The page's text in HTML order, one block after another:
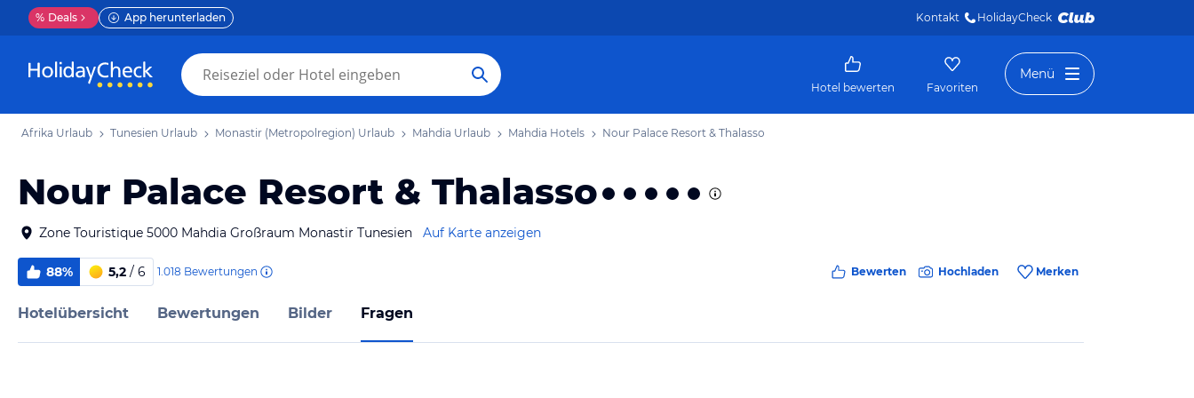
% Deals App herunterladen Kontakt HolidayCheck
Hotel bewerten Favoriten
Menü
Afrika Urlaub Tunesien Urlaub Monastir (Metropolregion) Urlaub Mahdia Urlaub Mahdia Hotels Nour Palace Resort & Thalasso
Nour Palace Resort & Thalasso
Zone Touristique 5000 Mahdia Großraum Monastir Tunesien Auf Karte anzeigen
88% 5,2 / 6 1.018 Bewertungen Bewerten Hochladen Merken
Hotelübersicht Bewertungen Bilder Fragen